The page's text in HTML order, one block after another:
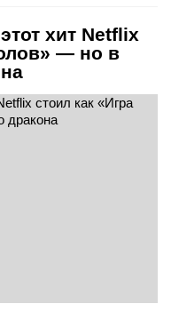
хит Netflix
— но в